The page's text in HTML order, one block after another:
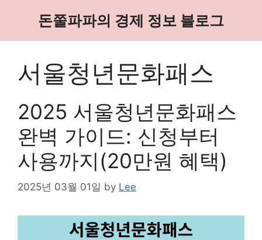
돈쭐파파의 경제 정보 블로그
서울청년문화패스
2025 서울청년문화패스
완벽 가이드: 신청부터
사용까지(20만원 혜택)
2025년 03월 01일 by Lee